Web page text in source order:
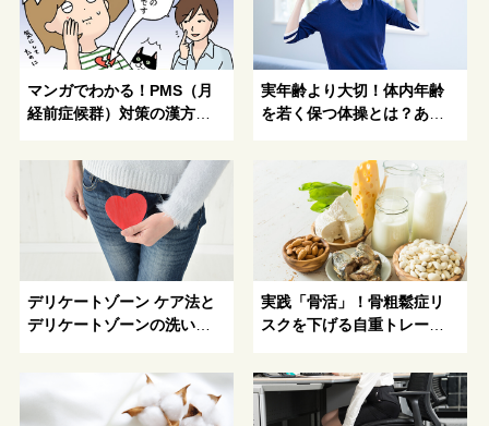
マンガでわかる！PMS（月
経前症候群）対策の漢方と
実年齢より大切！体内年齢
を若く保つ体操とは？あの
デリケートゾーン ケア法と
デリケートゾーンの洗い方
実践「骨活」！骨粗鬆症リ
スクを下げる自重トレーニ